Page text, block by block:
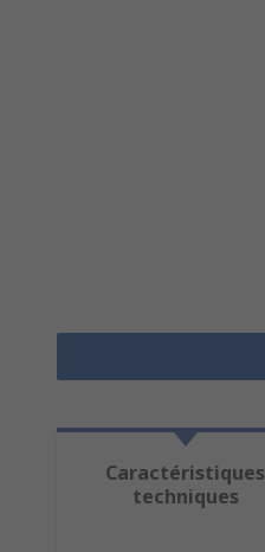
Caractéristiques
techniques